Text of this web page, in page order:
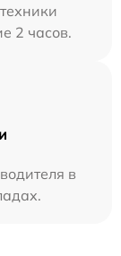
2 часов.
в